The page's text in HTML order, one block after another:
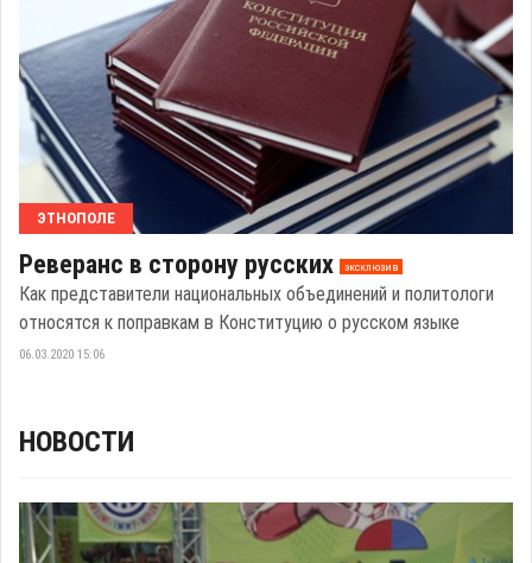
ЭТНОПОЛЕ
Реверанс в сторону русских эксклюзив
Как представители национальных объединений и политологи
относятся к поправкам в Конституцию о русском языке
06.03.2020 15:06
НОВОСТИ